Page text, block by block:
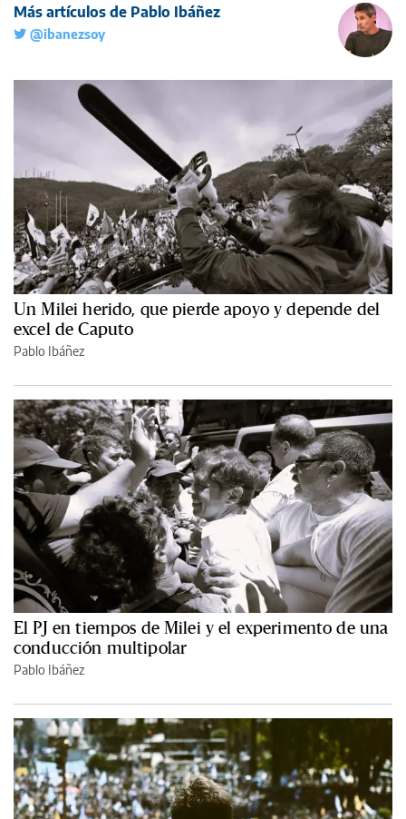
Más artículos de Pablo Ibáñez
@ibanezsoy
Un Milei herido, que pierde apoyo y depende del
excel de Caputo
Pablo Ibáñez
El PJ en tiempos de Milei y el experimento de una
conducción multipolar
Pablo Ibáñez